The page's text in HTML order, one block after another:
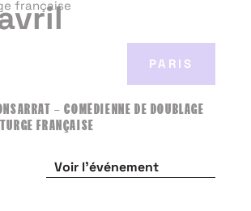
PARIS
– COMÉDIENNE DE DOUBLAGE
FRANÇAISE
Voir l'événement